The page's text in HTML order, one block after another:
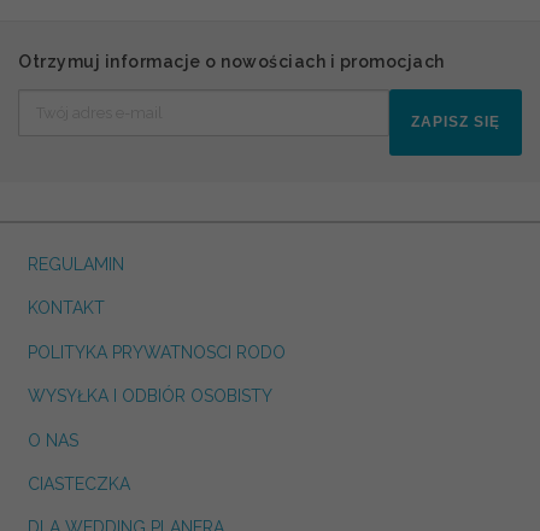
Otrzymuj informacje o nowościach i promocjach
ZAPISZ SIĘ
REGULAMIN
KONTAKT
POLITYKA PRYWATNOSCI RODO
WYSYŁKA I ODBIÓR OSOBISTY
O NAS
CIASTECZKA